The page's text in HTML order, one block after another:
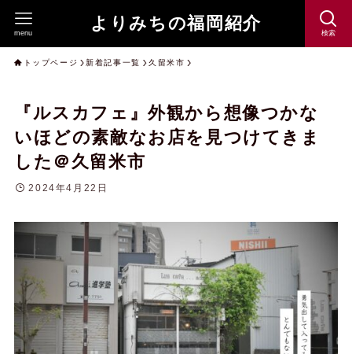
よりみちの福岡紹介 検索
menu
トップページ 新着記事一覧 久留米市
『ルスカフェ』外観から想像つかな
いほどの素敵なお店を見つけてきま
した＠久留米市
2024年4月22日